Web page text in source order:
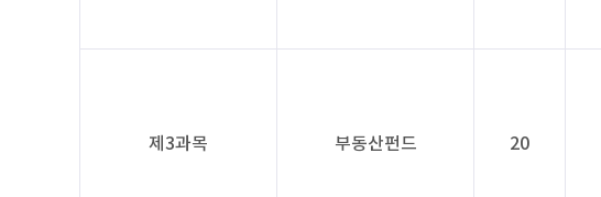
제3과목 부동산펀드 20